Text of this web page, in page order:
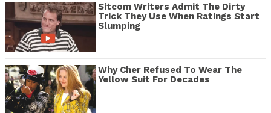
Sitcom Writers Admit The Dirty
Trick They Use When Ratings Start
Slumping
Why Cher Refused To Wear The
Yellow Suit For Decades